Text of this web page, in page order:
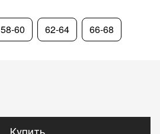
58-60 62-64 66-68